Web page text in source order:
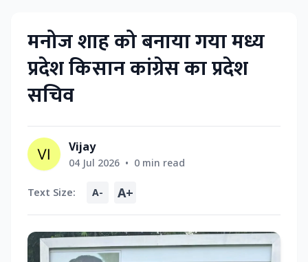
मनोज शाह को बनाया गया मध्य
प्रदेश किसान कांग्रेस का प्रदेश
सचिव
Vijay
04 Jul 2026 • 0 min read
Text Size: A- A+